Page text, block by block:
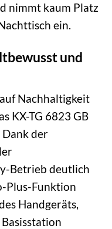
nimmt kaum Platz
ein.
und
Nachhaltigkeit
KX-TG 6823 GB
Dank der
Betrieb deutlich
Plus-Funktion
Handgeräts,